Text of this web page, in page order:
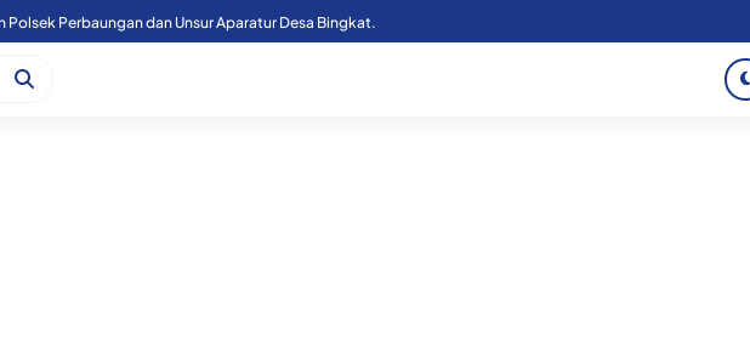
Polsek Perbaungan dan Unsur Aparatur Desa Bingkat.